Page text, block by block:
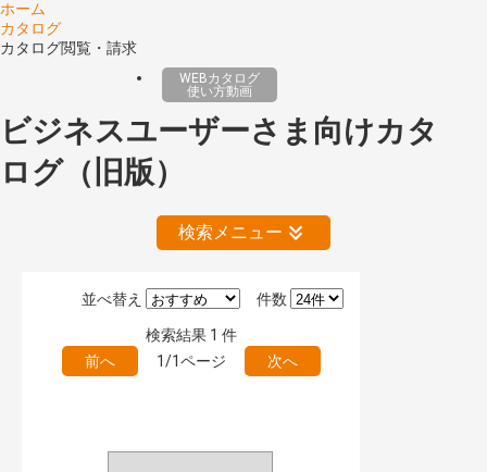
ホーム
カタログ
カタログ閲覧・請求
WEBカタログ
使い方動画
ビジネスユーザーさま向けカタ
ログ（旧版）
検索メニュー
絞り込みの解除
キーワード検索（あいまい）
件数
並べ替え
検索結果 1 件
前へ
1/1ページ 次へ